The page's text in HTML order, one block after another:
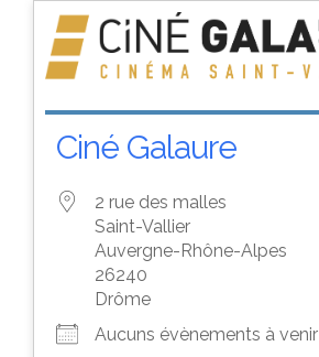
Ciné Galaure
2 rue des malles
Saint-Vallier
Auvergne-Rhône-Alpes
26240
Drôme
Aucuns évènements à venir